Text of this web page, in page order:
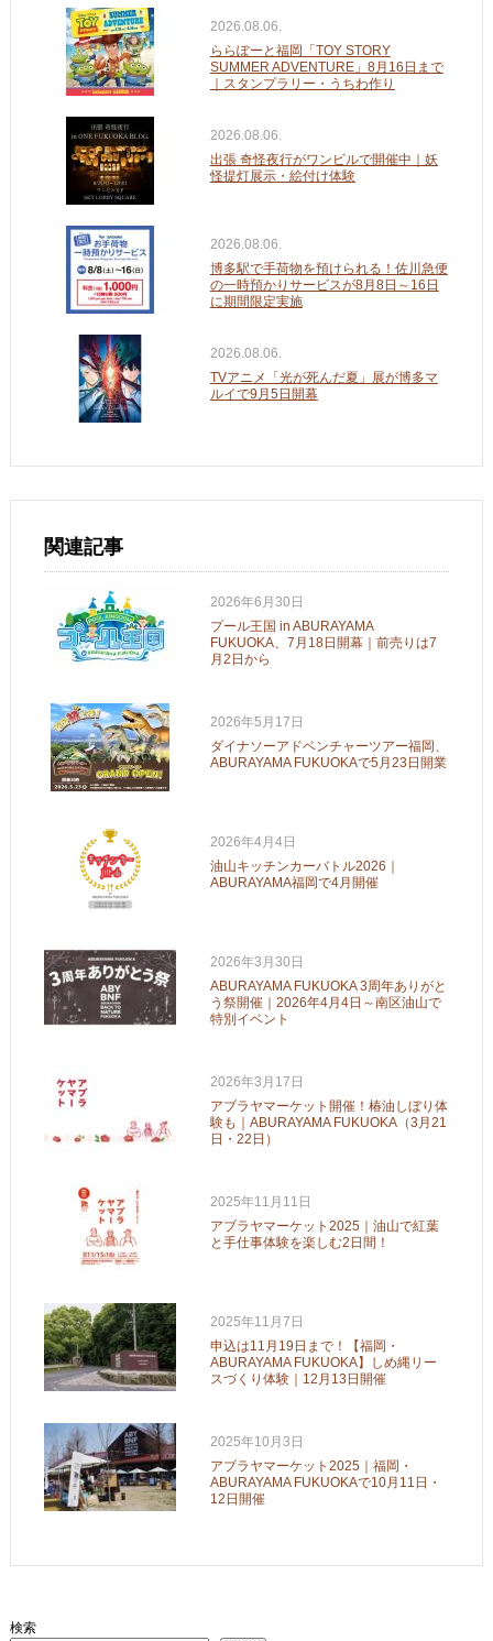
2026.08.06.
ららぽーと福岡「TOY STORY
SUMMER ADVENTURE」8月16日まで
｜スタンプラリー・うちわ作り
2026.08.06.
出張 奇怪夜行がワンビルで開催中｜妖
怪提灯展示・絵付け体験
2026.08.06.
博多駅で手荷物を預けられる！佐川急便
の一時預かりサービスが8月8日～16日
に期間限定実施
2026.08.06.
TVアニメ「光が死んだ夏」展が博多マ
ルイで9月5日開幕
関連記事
2026年6月30日
プール王国 in ABURAYAMA
FUKUOKA、7月18日開幕｜前売りは7
月2日から
2026年5月17日
ダイナソーアドベンチャーツアー福岡、
ABURAYAMA FUKUOKAで5月23日開業
2026年4月4日
油山キッチンカーバトル2026｜
ABURAYAMA福岡で4月開催
2026年3月30日
ABURAYAMA FUKUOKA 3周年ありがと
う祭開催｜2026年4月4日～南区油山で
特別イベント
2026年3月17日
アブラヤマーケット開催！椿油しぼり体
験も｜ABURAYAMA FUKUOKA（3月21
日・22日）
2025年11月11日
アブラヤマーケット2025｜油山で紅葉
と手仕事体験を楽しむ2日間！
2025年11月7日
申込は11月19日まで！【福岡・
ABURAYAMA FUKUOKA】しめ縄リー
スづくり体験｜12月13日開催
2025年10月3日
アブラヤマーケット2025｜福岡・
ABURAYAMA FUKUOKAで10月11日・
12日開催
検索